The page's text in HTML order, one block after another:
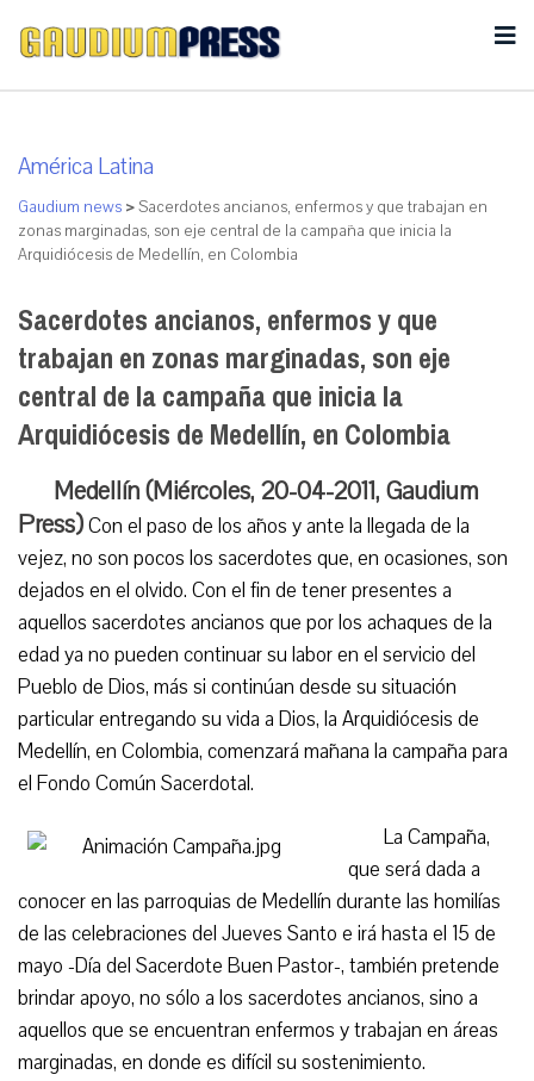
América Latina
Gaudium news >Sacerdotes ancianos, enfermos y que trabajan en
zonas marginadas, son eje central de la campaña que inicia la
Arquidiócesis de Medellín, en Colombia
Sacerdotes ancianos, enfermos y que
trabajan en zonas marginadas, son eje
central de la campaña que inicia la
Arquidiócesis de Medellín, en Colombia
Medellín (Miércoles, 20-04-2011, Gaudium
Press)Con el paso de los años y ante la llegada de la
vejez, no son pocos los sacerdotes que, en ocasiones, son
dejados en el olvido. Con el fin de tener presentes a
aquellos sacerdotes ancianos que por los achaques de la
edad ya no pueden continuar su labor en el servicio del
Pueblo de Dios, más si continúan desde su situación
particular entregando su vida a Dios, la Arquidiócesis de
Medellín, en Colombia, comenzará mañana la campaña para
el Fondo Común Sacerdotal.
La Campaña,
que será dada a
conocer en las parroquias de Medellín durante las homilías
de las celebraciones del Jueves Santo e irá hasta el 15 de
mayo -Día del Sacerdote Buen Pastor-, también pretende
brindar apoyo, no sólo a los sacerdotes ancianos, sino a
aquellos que se encuentran enfermos y trabajan en áreas
marginadas, en donde es difícil su sostenimiento.